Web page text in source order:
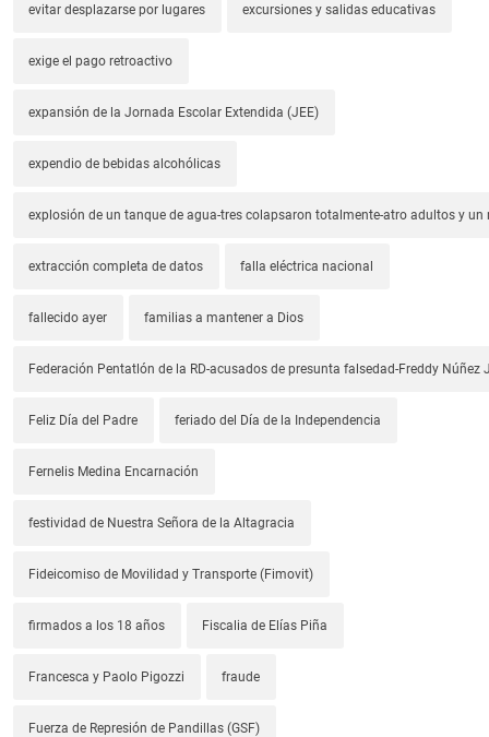
evitar desplazarse por lugares excursiones y salidas educativas
exige el pago retroactivo
expansión de la Jornada Escolar Extendida (JEE)
expendio de bebidas alcohólicas
explosión de un tanque de agua-tres colapsaron totalmente-atro adultos y un
extracción completa de datos falla eléctrica nacional
fallecido ayer familias a mantener a Dios
Federación Pentatlón de la RD-acusados de presunta falsedad-Freddy Núñez
Feliz Día del Padre feriado del Día de la Independencia
Fernelis Medina Encarnación
festividad de Nuestra Señora de la Altagracia
Fideicomiso de Movilidad y Transporte (Fimovit)
firmados a los 18 años Fiscalia de Elías Piña
Francesca y Paolo Pigozzi fraude
Fuerza de Represión de Pandillas (GSF)